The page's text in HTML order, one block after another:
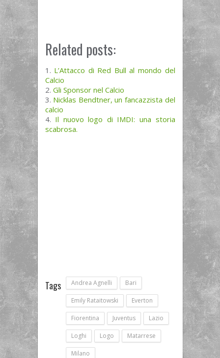
Related posts:
L’Attacco di Red Bull al mondo del
Calcio
Gli Sponsor nel Calcio
Nicklas Bendtner, un fancazzista del
calcio
Il nuovo logo di IMDI: una storia
scabrosa.
Tags Andrea Agnelli Bari
Emily Rataitowski Everton
Fiorentina Juventus Lazio
Loghi Logo Matarrese
Milano